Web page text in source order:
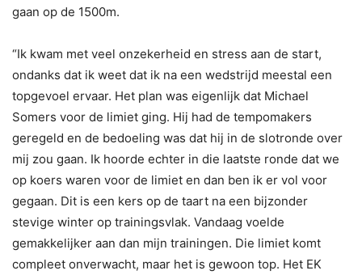
gaan op de 1500m.
“Ik kwam met veel onzekerheid en stress aan de start,
ondanks dat ik weet dat ik na een wedstrijd meestal een
topgevoel ervaar. Het plan was eigenlijk dat Michael
Somers voor de limiet ging. Hij had de tempomakers
geregeld en de bedoeling was dat hij in de slotronde over
mij zou gaan. Ik hoorde echter in die laatste ronde dat we
op koers waren voor de limiet en dan ben ik er vol voor
gegaan. Dit is een kers op de taart na een bijzonder
stevige winter op trainingsvlak. Vandaag voelde
gemakkelijker aan dan mijn trainingen. Die limiet komt
compleet onverwacht, maar het is gewoon top. Het EK